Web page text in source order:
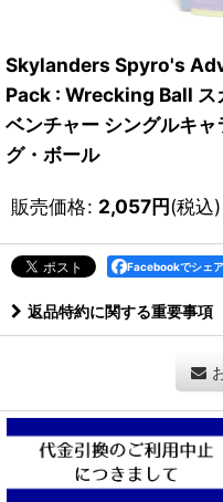
Skylanders Spyro's
Pack : Wrecking Ball ス
ベンチャー シングルキ
グ・ボール
販売価格: 2,057円(税込)
Facebookでシェア
返品特約に関する重要事項